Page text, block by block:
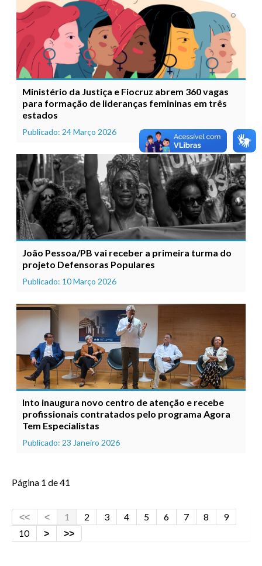
Ministério da Justiça e Fiocruz abrem 360 vagas
para formação de lideranças femininas em três
estados
Publicado: 24 Março 2026
João Pessoa/PB vai receber a primeira turma do
projeto Defensoras Populares
Publicado: 10 Março 2026
Into inaugura novo centro de atenção e recebe
profissionais contratados pelo programa Agora
Tem Especialistas
Publicado: 23 Janeiro 2026
Página 1 de 41
1 2 3 4 5 6 7 8
9
10